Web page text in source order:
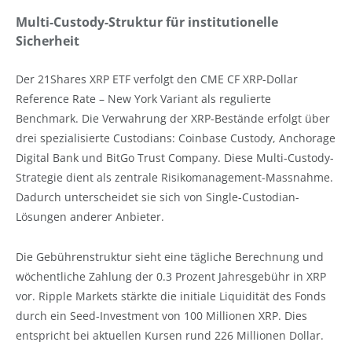
Multi-Custody-Struktur für institutionelle
Sicherheit
Der 21Shares XRP ETF verfolgt den CME CF XRP-Dollar
Reference Rate – New York Variant als regulierte
Benchmark. Die Verwahrung der XRP-Bestände erfolgt über
drei spezialisierte Custodians: Coinbase Custody, Anchorage
Digital Bank und BitGo Trust Company. Diese Multi-Custody-
Strategie dient als zentrale Risikomanagement-Massnahme.
Dadurch unterscheidet sie sich von Single-Custodian-
Lösungen anderer Anbieter.
Die Gebührenstruktur sieht eine tägliche Berechnung und
wöchentliche Zahlung der 0.3 Prozent Jahresgebühr in XRP
vor. Ripple Markets stärkte die initiale Liquidität des Fonds
durch ein Seed-Investment von 100 Millionen XRP. Dies
entspricht bei aktuellen Kursen rund 226 Millionen Dollar.